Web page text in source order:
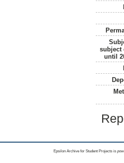
subject
until
Epsilon Archive for Student Projects is